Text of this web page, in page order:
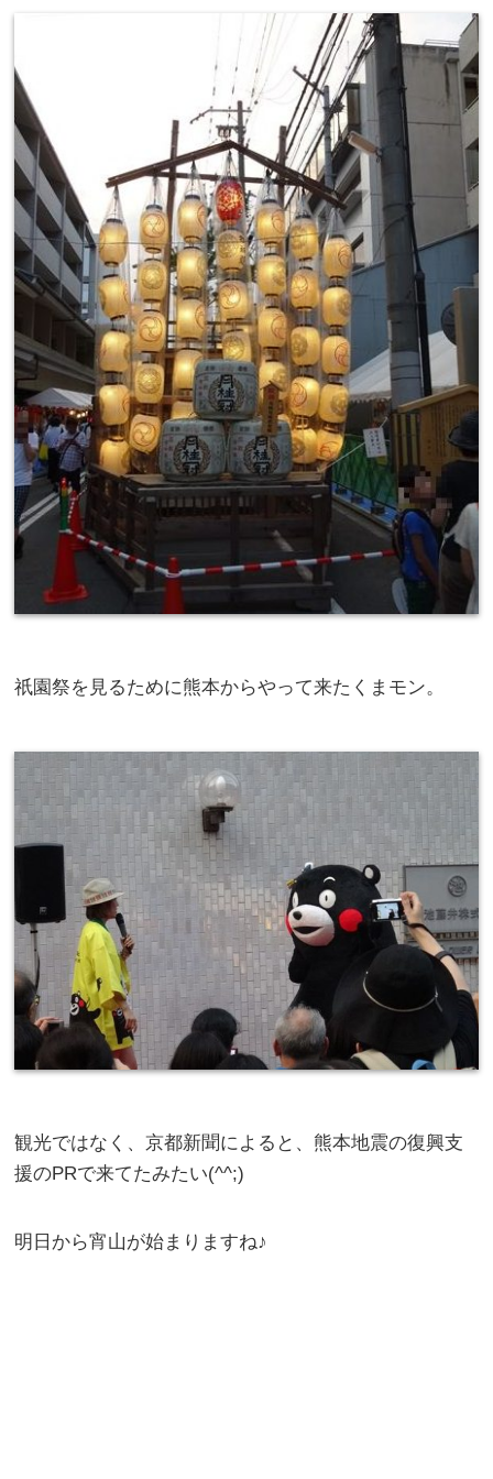
祇園祭を見るために熊本からやって来たくまモン。
観光ではなく、京都新聞によると、熊本地震の復興支
援のPRで来てたみたい(^^;)
明日から宵山が始まりますね♪